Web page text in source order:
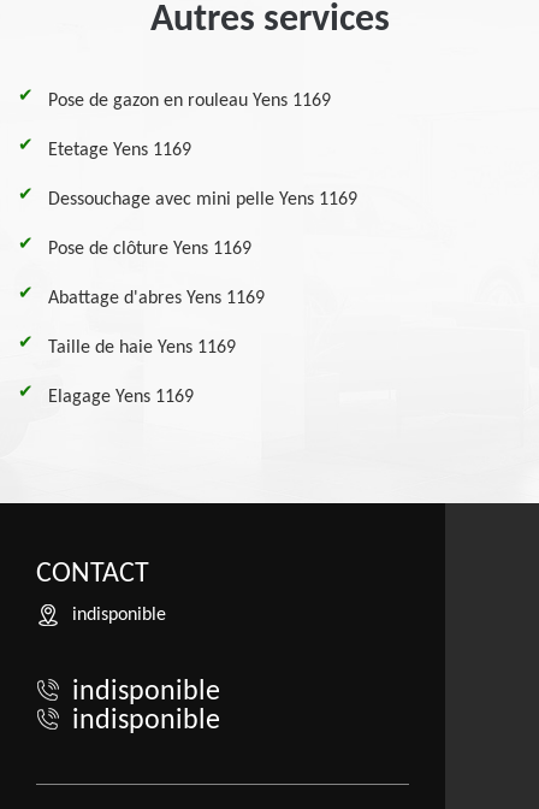
Autres services
Pose de gazon en rouleau Yens 1169
Etetage Yens 1169
Dessouchage avec mini pelle Yens 1169
Pose de clôture Yens 1169
Abattage d'abres Yens 1169
Taille de haie Yens 1169
Elagage Yens 1169
CONTACT
indisponible
indisponible
indisponible